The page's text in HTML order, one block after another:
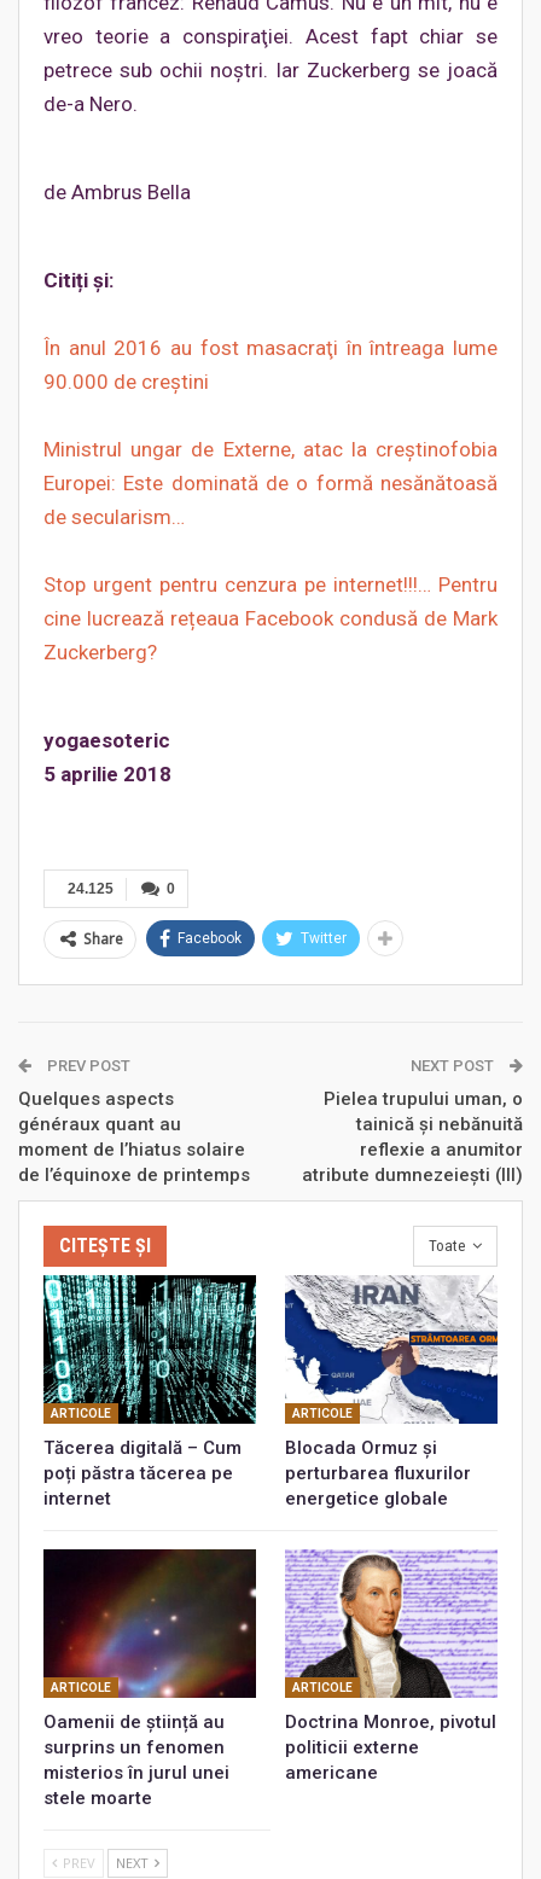
vreo teorie a conspiraţiei. Acest fapt chiar se
petrece sub ochii noştri. Iar Zuckerberg se joacă
de-a Nero.
de Ambrus Bella
Citiți și:
În anul 2016 au fost masacraţi în întreaga lume
90.000 de creştini
Ministrul ungar de Externe, atac la creștinofobia
Europei: Este dominată de o formă nesănătoasă
de secularism…
Stop urgent pentru cenzura pe internet!!!… Pentru
cine lucrează rețeaua Facebook condusă de Mark
Zuckerberg?
yogaesoteric
5 aprilie 2018
0
24.125
Share Facebook Twitter
PREV POST
Quelques aspects
généraux quant au
moment de l’hiatus solaire
de l’équinoxe de printemps
NEXT POST
Pielea trupului uman, o
tainică şi nebănuită
reflexie a anumitor
atribute dumnezeiești (III)
Toate
CITEȘTE ȘI
ARTICOLE
Tăcerea digitală – Cum
poți păstra tăcerea pe
internet
ARTICOLE
Blocada Ormuz și
perturbarea fluxurilor
energetice globale
ARTICOLE
Oamenii de știință au
surprins un fenomen
misterios în jurul unei
stele moarte
ARTICOLE
Doctrina Monroe, pivotul
politicii externe
americane
PREV NEXT